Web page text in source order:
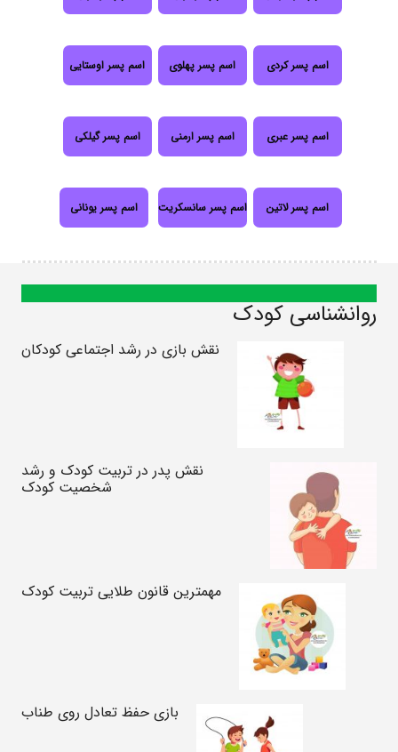
اسم پسر کردی اسم پسر پهلوی اسم پسر اوستایی
اسم پسر عبری اسم پسر ارمنی اسم پسر گیلکی
اسم پسر لاتین اسم پسر سانسکریت اسم پسر یونانی
روانشناسی کودک
نقش بازی در رشد اجتماعی کودکان
نقش پدر در تربیت کودک و رشد
شخصیت کودک
مهمترین قانون طلایی تربیت کودک
بازی حفظ تعادل روی طناب